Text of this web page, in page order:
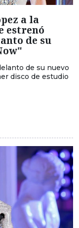
a la
estrenó
de su
de su nuevo
disco de estudio